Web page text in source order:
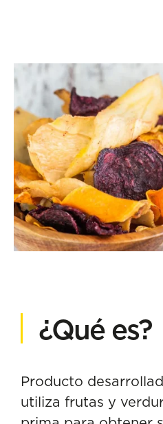
¿Qué es?
Producto
utiliza frutas y